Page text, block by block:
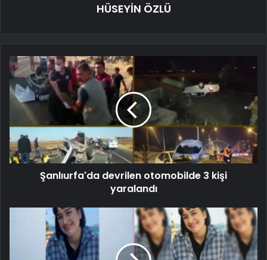
HÜSEYİN ÖZLÜ
Şanlıurfa'da devrilen otomobilde 3 kişi
yaralandı